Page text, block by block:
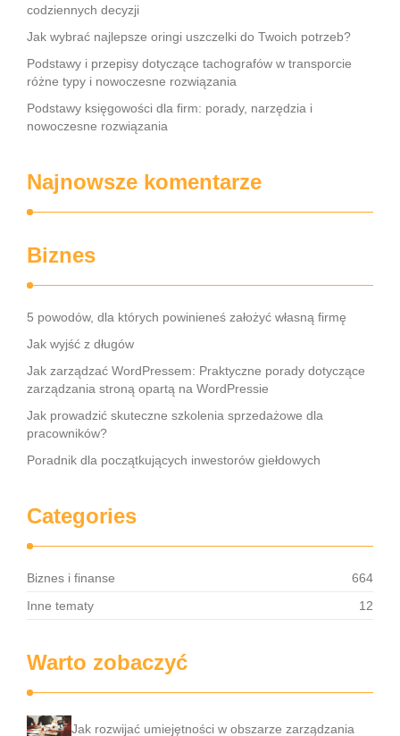
codziennych decyzji
Jak wybrać najlepsze oringi uszczelki do Twoich potrzeb?
Podstawy i przepisy dotyczące tachografów w transporcie
różne typy i nowoczesne rozwiązania
Podstawy księgowości dla firm: porady, narzędzia i
nowoczesne rozwiązania
Najnowsze komentarze
Biznes
5 powodów, dla których powinieneś założyć własną firmę
Jak wyjść z długów
Jak zarządzać WordPressem: Praktyczne porady dotyczące
zarządzania stroną opartą na WordPressie
Jak prowadzić skuteczne szkolenia sprzedażowe dla
pracowników?
Poradnik dla początkujących inwestorów giełdowych
Categories
Biznes i finanse
664
Inne tematy
12
Warto zobaczyć
Jak rozwijać umiejętności w obszarze zarządzania